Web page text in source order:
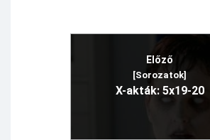
Előző
[Sorozatok]
X-akták: 5x19-20